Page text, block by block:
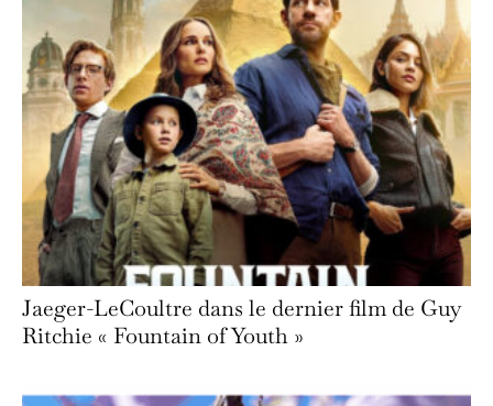
Jaeger-LeCoultre dans le dernier film de Guy
Ritchie « Fountain of Youth »